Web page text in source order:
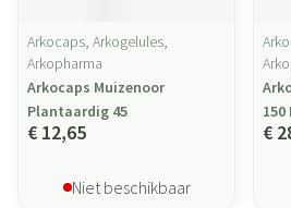
Arkocaps, Arkogelules,
Arkopharma
Arkocaps Muizenoor
Plantaardig 45
€ 12,65
Niet beschikbaar
150
€